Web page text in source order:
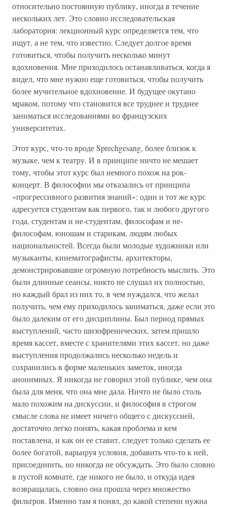
относительно постоянную публику, иногда в течение
нескольких лет. Это словно исследовательская
лаборатория: лекционный курс определяется тем, что
ищут, а не тем, что известно. Следует долгое время
готовиться, чтобы получить несколько минут
вдохновения. Мне приходилось останавливаться, когда я
видел, что мне нужно еще готовиться, чтобы получить
более мучительное вдохновение. И будущее окутано
мраком, потому что становится все труднее и труднее
заниматься исследованиями во французских
университетах.
Этот курс, что-то вроде Sprechgesang, более близок к
музыке, чем к театру. И в принципе ничто не мешает
тому, чтобы этот курс был немного похож на рок-
концерт. В философии мы отказались от принципа
«прогрессивного развития знаний»: один и тот же курс
адресуется студентам как первого, так и любого другого
года, студентам и не-студентам, философам и не-
философам, юношам и старикам, людям любых
национальностей. Всегда были молодые художники или
музыканты, кинематографисты, архитекторы,
демонстрировавшие огромную потребность мыслить. Это
были длинные сеансы, никто не слушал их полностью,
но каждый брал из них то, в чем нуждался, что желал
получить, чем ему приходилось заниматься, даже если это
было далеким от его дисциплины. Был период прямых
выступлений, часто шизофренических, затем пришло
время кассет, вместе с хранителями этих кассет, но даже
выступления продолжались несколько недель и
сохранились в форме маленьких заметок, иногда
анонимных. Я никогда не говорил этой публике, чем она
была для меня, что она мне дала. Ничто не было столь
мало похожим на дискуссии, и философия в строгом
смысле слова не имеет ничего общего с дискуссией,
достаточно легко понять, какая проблема и кем
поставлена, и как он ее ставит, следует только сделать ее
более богатой, варьируя условия, добавить что-то к ней,
присоединить, но никогда не обсуждать. Это было словно
в пустой комнате, где никого не было, и откуда идея
возвращалась, словно она прошла через множество
фильтров. Именно там я понял, до какой степени нужна